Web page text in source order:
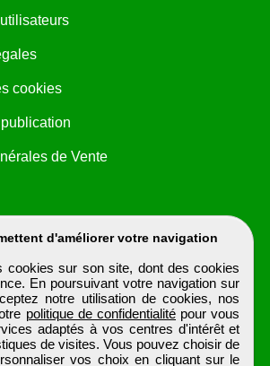
d'améliorer votre navigation
cookies sur son site, dont des cookies
En poursuivant votre navigation sur
notre utilisation de cookies, nos
politique de confidentialité pour vous
adaptés à vos centres d'intérêt et
de visites. Vous pouvez choisir de
vos choix en cliquant sur le
cookies
de Vente